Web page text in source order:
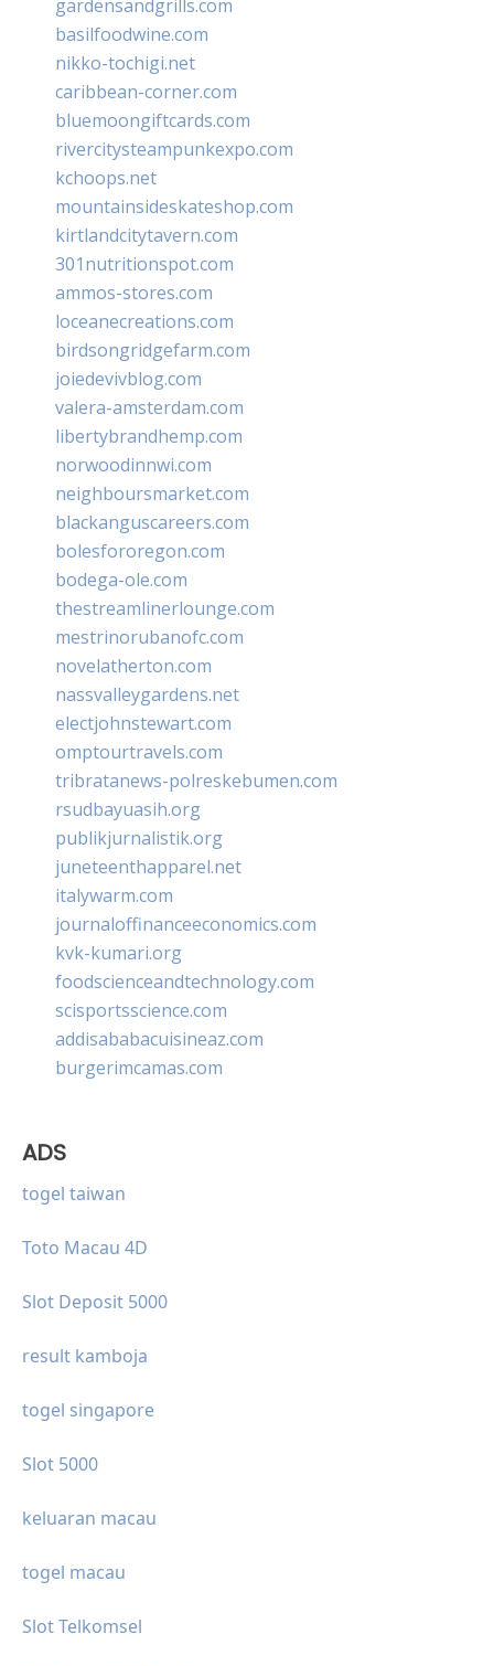
gardensandgrills.com
basilfoodwine.com
nikko-tochigi.net
caribbean-corner.com
bluemoongiftcards.com
rivercitysteampunkexpo.com
kchoops.net
mountainsideskateshop.com
kirtlandcitytavern.com
301nutritionspot.com
ammos-stores.com
loceanecreations.com
birdsongridgefarm.com
joiedevivblog.com
valera-amsterdam.com
libertybrandhemp.com
norwoodinnwi.com
neighboursmarket.com
blackanguscareers.com
bolesfororegon.com
bodega-ole.com
thestreamlinerlounge.com
mestrinorubanofc.com
novelatherton.com
nassvalleygardens.net
electjohnstewart.com
omptourtravels.com
tribratanews-polreskebumen.com
rsudbayuasih.org
publikjurnalistik.org
juneteenthapparel.net
italywarm.com
journaloffinanceeconomics.com
kvk-kumari.org
foodscienceandtechnology.com
scisportsscience.com
addisababacuisineaz.com
burgerimcamas.com
ADS
togel taiwan
Toto Macau 4D
Slot Deposit 5000
result kamboja
togel singapore
Slot 5000
keluaran macau
togel macau
Slot Telkomsel